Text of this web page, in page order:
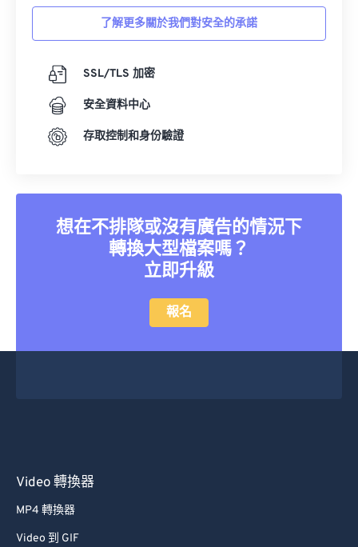
了解更多關於我們對安全的承諾
SSL/TLS 加密
安全資料中心
存取控制和身份驗證
想在不排隊或沒有廣告的情況下
轉換大型檔案嗎？
立即升級
報名
Video 轉換器
MP4 轉換器
Video 到 GIF